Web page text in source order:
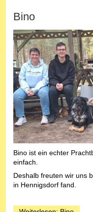
Bino
Bino ist ein echter
einfach.
Deshalb freuten wir uns
in Hennigsdorf fand.